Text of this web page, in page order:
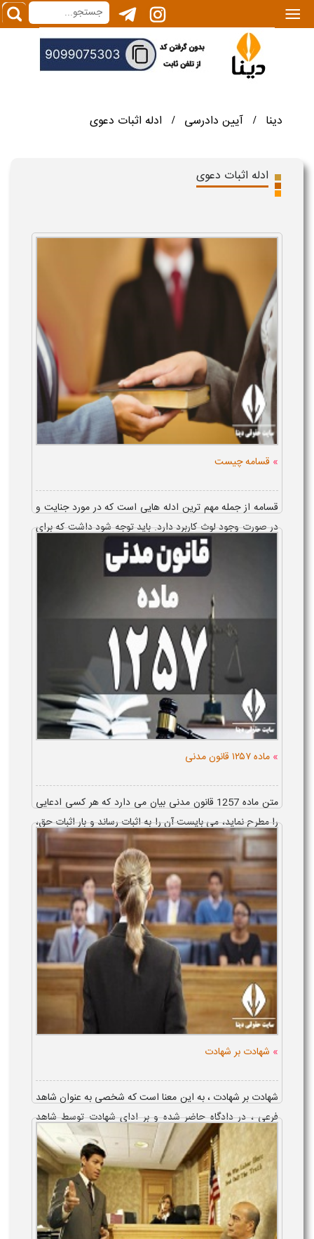
|||
دینا / آیین دادرسی / ادله اثبات دعوی
ادله اثبات دعوی
» قسامه چیست
قسامه از جمله مهم ترین ادله هایی است که در مورد جنایت و
در صورت وجود لوث کاربرد دارد. باید توجه شود داشت که برای
اجرای قسامه در دادگاه لازم است که تعداد افراد مشخصی
سوگند یاد کنند. نصاب...
» ماده ۱۲۵۷ قانون مدنی
متن ماده 1257 قانون مدنی بیان می دارد که هر کسی ادعایی
را مطرح نماید، می بایست آن را به اثبات رساند و بار اثبات حق،
به عهده مدعی است. در تفسیر و نکات حقوقی ماده ۱۲۵۷ قانون
مدنی می توان ...
» شهادت بر شهادت
شهادت بر شهادت ، به این معنا است که شخصی به عنوان شاهد
فرعی ، در دادگاه حاضر شده و بر ادای شهادت توسط شاهد
اصلی پرونده ، شهادت بدهد . شهادت بر شهادت در امور حقوقی
و کیفری ، مسموع است ؛ به شر...